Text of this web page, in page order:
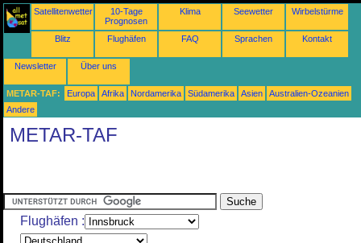
Satellitenwetter
10-Tage
Prognosen
Klima Seewetter Wirbelstürme
Blitz Flughäfen FAQ Sprachen Kontakt
Newsletter Über uns
METAR-TAF: Europa Afrika Nordamerika Südamerika Asien
Australien-Ozeanien
Andere
METAR-TAF
Flughäfen :